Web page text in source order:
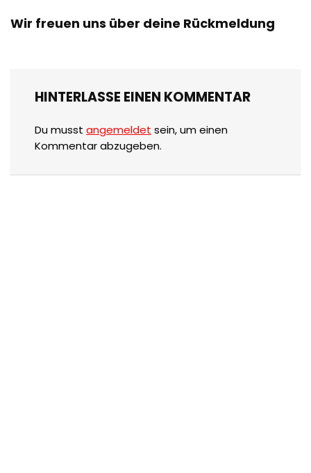
Wir freuen uns über deine Rückmeldung
HINTERLASSE EINEN KOMMENTAR
Du musst angemeldet sein, um einen
Kommentar abzugeben.